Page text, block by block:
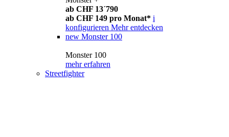
ab CHF 13´790
ab CHF 149 pro Monat* i
konfigurieren Mehr entdecken
new Monster 100
Monster 100
mehr erfahren
Streetfighter